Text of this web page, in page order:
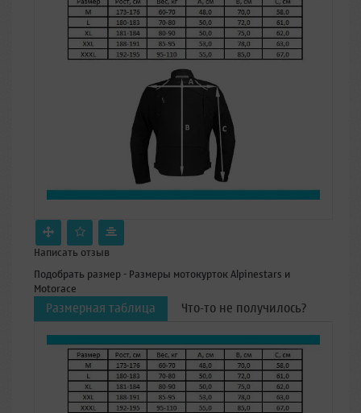
Написать отзыв
Подобрать размер - Размеры мотокурток Alpinestars и
Motorace
Размерная таблица Что-то не получилось?